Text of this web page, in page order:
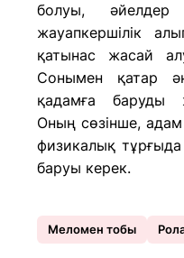
болуы,
жауапкершілік
қатынас жасай
Сонымен қатар
қадамға баруды
Оның сөзінше,
физикалық
баруы керек.
Меломен тобы